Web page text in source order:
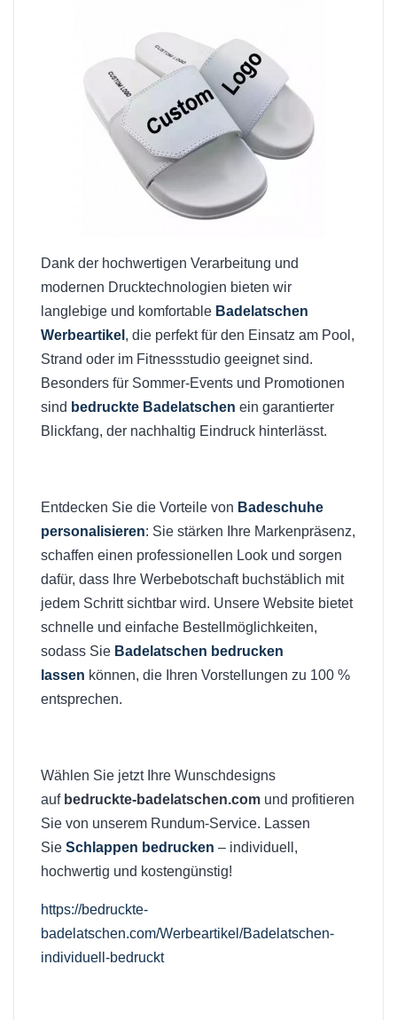
Dank der hochwertigen Verarbeitung und
modernen Drucktechnologien bieten wir
langlebige und komfortable Badelatschen
Werbeartikel , die perfekt für den Einsatz am Pool,
Strand oder im Fitnessstudio geeignet sind.
Besonders für Sommer-Events und Promotionen
sind bedruckte Badelatschen ein garantierter
Blickfang, der nachhaltig Eindruck hinterlässt.
Entdecken Sie die Vorteile von Badeschuhe
personalisieren: Sie stärken Ihre Markenpräsenz,
schaffen einen professionellen Look und sorgen
dafür, dass Ihre Werbebotschaft buchstäblich mit
jedem Schritt sichtbar wird. Unsere Website bietet
schnelle und einfache Bestellmöglichkeiten,
sodass Sie Badelatschen bedrucken
lassen können, die Ihren Vorstellungen zu 100 %
entsprechen.
Wählen Sie jetzt Ihre Wunschdesigns
auf bedruckte-badelatschen.com und profitieren
Sie von unserem Rundum-Service. Lassen
Sie Schlappen bedrucken – individuell,
hochwertig und kostengünstig!
https://bedruckte-
badelatschen.com/Werbeartikel/Badelatschen-
individuell-bedruckt